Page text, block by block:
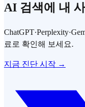
AI 검색에 내
료로 확인해 보세요.
지금 진단 시작 →